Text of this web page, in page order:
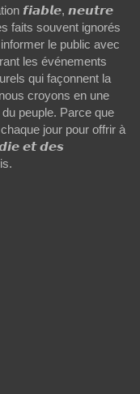
𝙛𝙞𝙖𝙗𝙡𝙚, 𝙣𝙚𝙪𝙩𝙧𝙚
faits souvent ignorés
le public avec
les événements
qui façonnent la
croyons en une
peuple. Parce que
jour pour offrir à
𝙚𝙩 𝙙𝙚𝙨